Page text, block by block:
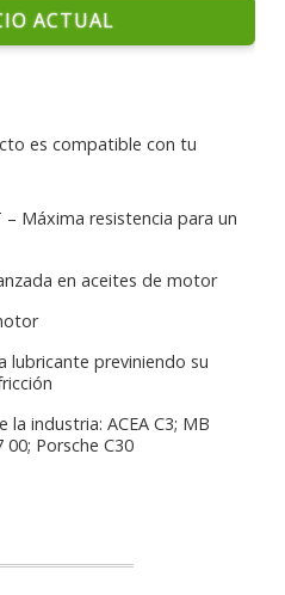
ACTUAL
es compatible con tu
– Máxima resistencia para un
en aceites de motor
lubricante previniendo su
la industria: ACEA C3; MB
00; Porsche C30